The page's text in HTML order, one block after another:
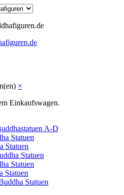
×
Einkaufswagen.
A-D
Statuen
Statuen
Statuen
Statuen
Statuen
Statuen